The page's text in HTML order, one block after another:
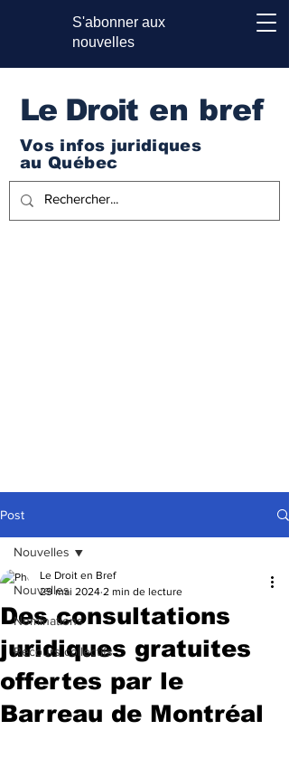
S'abonner aux
nouvelles
Le Droit en bref
Vos infos juridiques
au Québec
Post
Nouvelles
Nominations
Recours collectifs
Nouvelles
Des consultations
juridiques gratuites
offertes par le
Barreau de Montréal
Le Droit en Bref
29 mai 2024 2 min de lecture